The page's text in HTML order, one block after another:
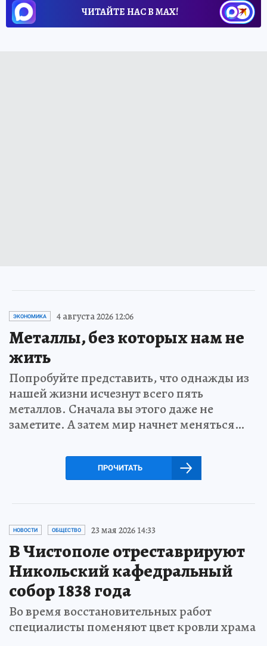
ЧИТАЙТЕ НАС В МАХ!
ЭКОНОМИКА 4 августа 2026 12:06
Металлы, без которых нам не
жить
Попробуйте представить, что однажды из
нашей жизни исчезнут всего пять
металлов. Сначала вы этого даже не
заметите. А затем мир начнет меняться…
ПРОЧИТАТЬ
НОВОСТИ ОБЩЕСТВО 23 мая 2026 14:33
В Чистополе отреставрируют
Никольский кафедральный
собор 1838 года
Во время восстановительных работ
специалисты поменяют цвет кровли храма